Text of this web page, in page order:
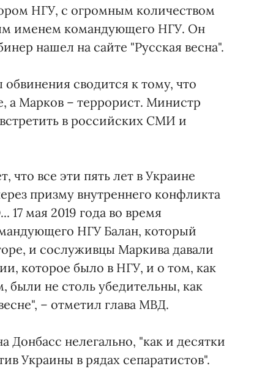
НГУ, с огромным количеством
именем командующего НГУ. Он
нашел на сайте "Русская весна".
сводится к тому, что
а Марков – террорист. Министр
в российских СМИ и
что все эти пять лет в Украине
призму внутреннего конфликта
мая 2019 года во время
НГУ Балан, который
и сослуживцы Маркива давали
которое было в НГУ, и о том, как
были не столь убедительны, как
– отметил глава МВД.
Донбасс нелегально, "как и десятки
Украины в рядах сепаратистов".